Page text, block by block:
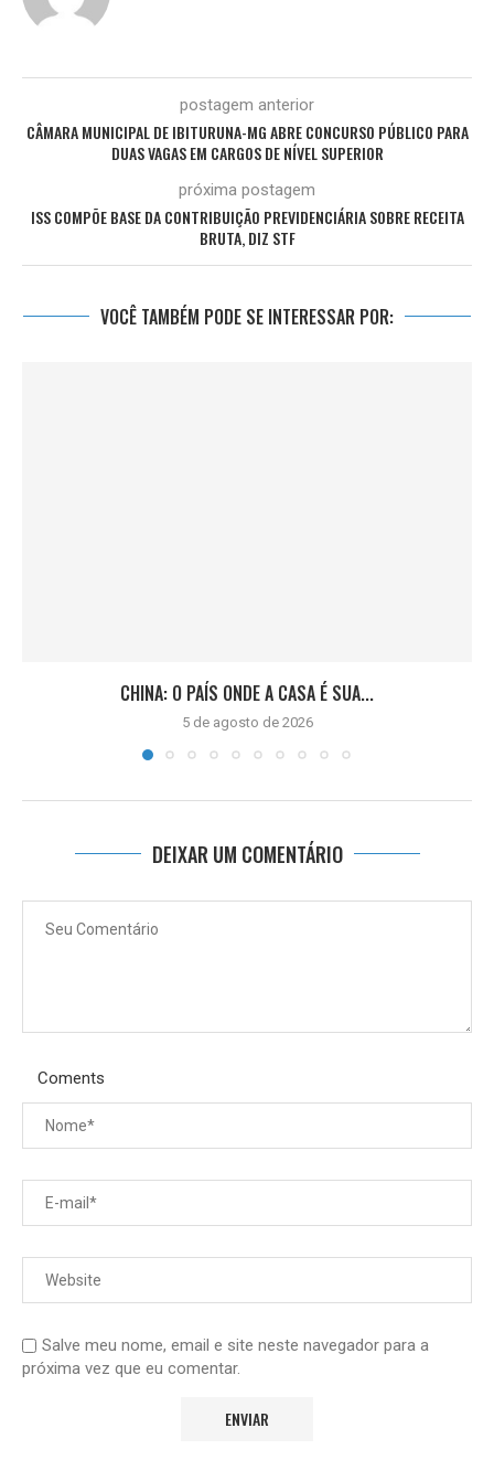
postagem anterior
CÂMARA MUNICIPAL DE IBITURUNA-MG ABRE CONCURSO PÚBLICO PARA
DUAS VAGAS EM CARGOS DE NÍVEL SUPERIOR
próxima postagem
ISS COMPÕE BASE DA CONTRIBUIÇÃO PREVIDENCIÁRIA SOBRE RECEITA
BRUTA, DIZ STF
VOCÊ TAMBÉM PODE SE INTERESSAR POR:
CHINA: O PAÍS ONDE A CASA É SUA...
5 de agosto de 2026
DEIXAR UM COMENTÁRIO
Coments
Salve meu nome, email e site neste navegador para a
próxima vez que eu comentar.